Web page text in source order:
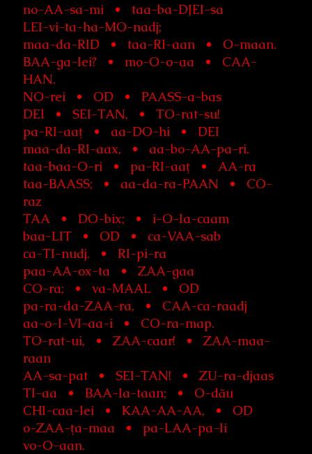
no-AA-sa-mi • taa-ba-DJEI-sa
LEI-vi-ta-ha-MO-nadj;
maa-da-RID • taa-RI-aan • O-maan.
BAA-ga-lei? • mo-O-o-aa • CAA-
HAN.
NO-rei • OD • PAASS-a-bas
DEI • SEI-TAN, • TO-rat-su!
pa-RI-aaţ • aa-DO-hi • DEI
maa-da-RI-aax, • aa-bo-AA-pa-ri.
taa-baa-O-ri • pa-RI-aaţ • AA-ra
taa-BAASS; • aa-da-ra-PAAN • CO-
raz
TAA • DO-bix; • i-O-la-caam
baa-LIT • OD • ca-VAA-sab
ca-TI-nudj. • RI-pi-ra
paa-AA-ox-ta • ZAA-gaa
CO-ra; • va-MAAL • OD
pa-ra-da-ZAA-ra, • CAA-ca-raadj
aa-o-I-VI-aa-i • CO-ra-map.
TO-rat-ui, • ZAA-caar! • ZAA-maa-
raan
AA-sa-pat • SEI-TAN! • ZU-ra-djaas
TI-aa • BAA-la-taan; • O-dău
CHI-caa-lei • KAA-AA-AA, • OD
o-ZAA-ţa-maa • pa-LAA-pa-li
vo-O-aan.